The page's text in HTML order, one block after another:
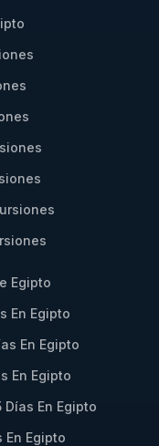
Egipto
En Egipto
En Egipto
En Egipto
En Egipto
En Egipto